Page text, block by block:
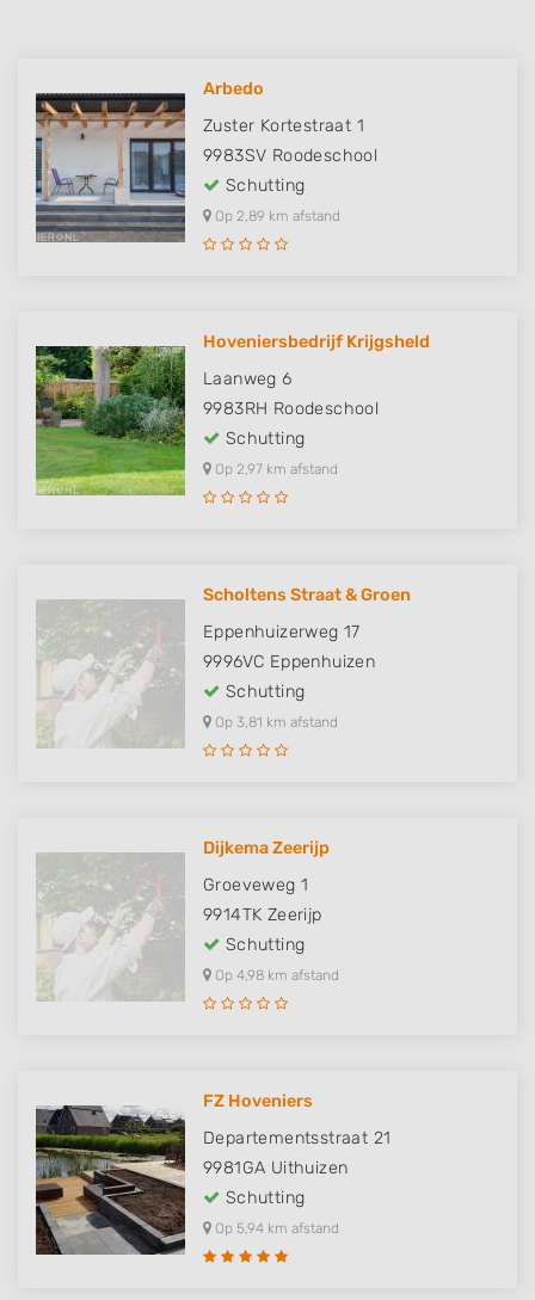
Arbedo
Zuster Kortestraat 1
9983SV Roodeschool
Schutting
Op 2,89 km afstand
Hoveniersbedrijf Krijgsheld
Laanweg 6
9983RH Roodeschool
Schutting
Op 2,97 km afstand
Scholtens Straat & Groen
Eppenhuizerweg 17
9996VC Eppenhuizen
Schutting
Op 3,81 km afstand
Dijkema Zeerijp
Groeveweg 1
9914TK Zeerijp
Schutting
Op 4,98 km afstand
FZ Hoveniers
Departementsstraat 21
9981GA Uithuizen
Schutting
Op 5,94 km afstand